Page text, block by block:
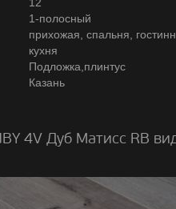
1-полосный
прихожая, спальня,
кухня
Подложка,плинтус
Казань
4V Дуб Матисс RB